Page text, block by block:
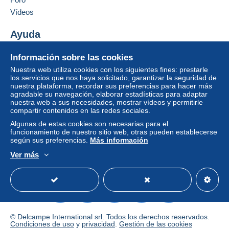
acarrear consecuencias en la cuenta del comprador.
Si las condiciones de venta del vendedor incluyen
cláusulas relativas al pago, estas se considerarán
nulas. Las condiciones de pago de la página web
uso, son las únicas aplicables.
Las compras deben pagarse en un plazo de14 díasa
partir de la recepción de la declaración final del
vendedor.
Información sobre las cookies
Nuestra web utiliza cookies con los siguientes fines: prestarle
los servicios que nos haya solicitado, garantizar la seguridad de
nuestra plataforma, recordar sus preferencias para hacer más
agradable su navegación, elaborar estadísticas para adaptar
nuestra web a sus necesidades, mostrar vídeos y permitirle
compartir contenidos en las redes sociales.
Algunas de estas cookies son necesarias para el
funcionamiento de nuestro sitio web, otras pueden establecerse
según sus preferencias. Más información
Ver más
Vídeos
Ayuda
Comprar en Delcampe
Vender en Delcampe
Una página securizada
© Delcampe International srl. Todos los derechos reservados.
Condiciones de uso y privacidad Gestión de las cookies